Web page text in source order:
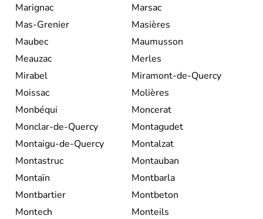
Marignac
Marsac
Mas-Grenier
Masières
Maubec
Maumusson
Meauzac
Merles
Mirabel
Miramont-de-Quercy
Moissac
Molières
Monbéqui
Moncerat
Monclar-de-Quercy
Montagudet
Montaigu-de-Quercy
Montalzat
Montastruc
Montauban
Montaïn
Montbarla
Montbartier
Montbeton
Montech
Monteils